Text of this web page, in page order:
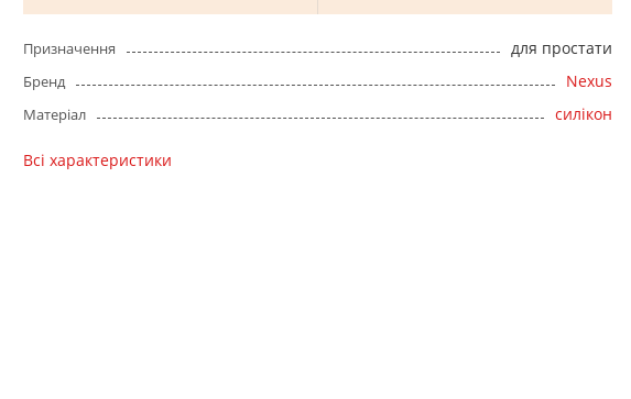
Призначення для простати
Бренд Nexus
Матеріал силікон
Всі характеристики